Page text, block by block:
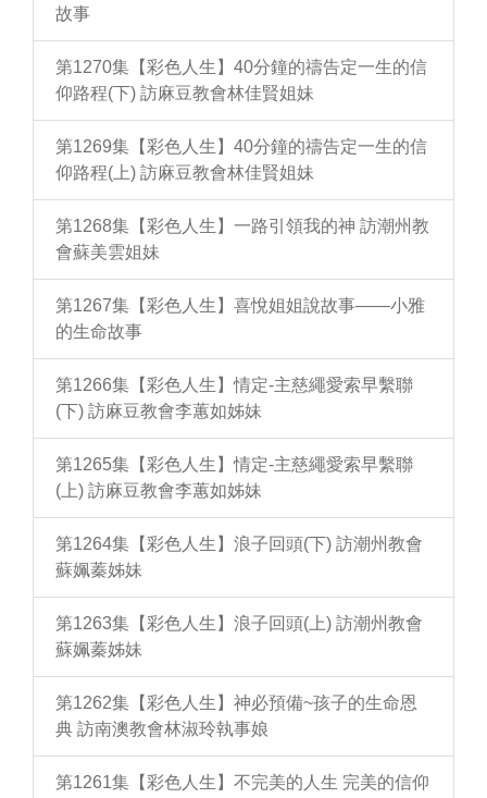
故事
第1270集【彩色人生】40分鐘的禱告定一生的信
仰路程(下) 訪麻豆教會林佳賢姐妹
第1269集【彩色人生】40分鐘的禱告定一生的信
仰路程(上) 訪麻豆教會林佳賢姐妹
第1268集【彩色人生】一路引領我的神 訪潮州教
會蘇美雲姐妹
第1267集【彩色人生】喜悅姐姐說故事——小雅
的生命故事
第1266集【彩色人生】情定-主慈繩愛索早繫聯
(下) 訪麻豆教會李蕙如姊妹
第1265集【彩色人生】情定-主慈繩愛索早繫聯
(上) 訪麻豆教會李蕙如姊妹
第1264集【彩色人生】浪子回頭(下) 訪潮州教會
蘇姵蓁姊妹
第1263集【彩色人生】浪子回頭(上) 訪潮州教會
蘇姵蓁姊妹
第1262集【彩色人生】神必預備~孩子的生命恩
典 訪南澳教會林淑玲執事娘
第1261集【彩色人生】不完美的人生 完美的信仰